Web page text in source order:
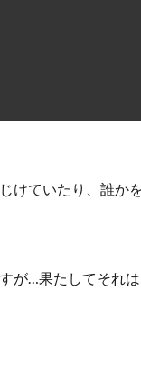
けていたり、誰か
が…果たしてそれ